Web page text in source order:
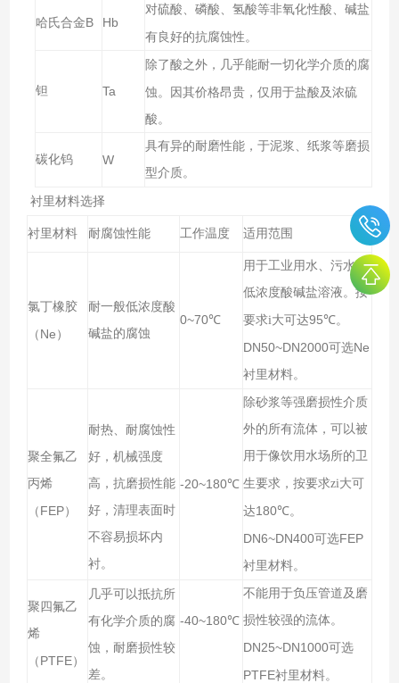
哈氏合金B Hb
对硫酸、磷酸、氢酸等非氧化性酸、碱盐
有良好的抗腐蚀性。
钽 Ta
除了酸之外，几乎能耐一切化学介质的腐
蚀。因其价格昂贵，仅用于盐酸及浓硫
酸。
碳化钨 W
具有异的耐磨性能，于泥浆、纸浆等磨损
型介质。
衬里材料选择
衬里材料 耐腐蚀性能 工作温度 适用范围
氯丁橡胶
（Ne）
耐一般低浓度酸
碱盐的腐蚀
0~70℃
用于工业用水、污水、
低浓度酸碱盐溶液。按
要求i大可达95℃。
DN50~DN2000可选Ne
衬里材料。
聚全氟乙
丙烯
（FEP）
耐热、耐腐蚀性
好，机械强度
高，抗磨损性能
好，清理表面时
不容易损坏内
衬。
-20~180℃
除砂浆等强磨损性介质
外的所有流体，可以被
用于像饮用水场所的卫
生要求，按要求zi大可
达180℃。
DN6~DN400可选FEP
衬里材料。
聚四氟乙
烯
（ PTFE）
几乎可以抵抗所
有化学介质的腐
蚀，耐磨损性较
差。
-40~180℃
不能用于负压管道及磨
损性较强的流体。
DN25~DN1000可选
PTFE衬里材料。